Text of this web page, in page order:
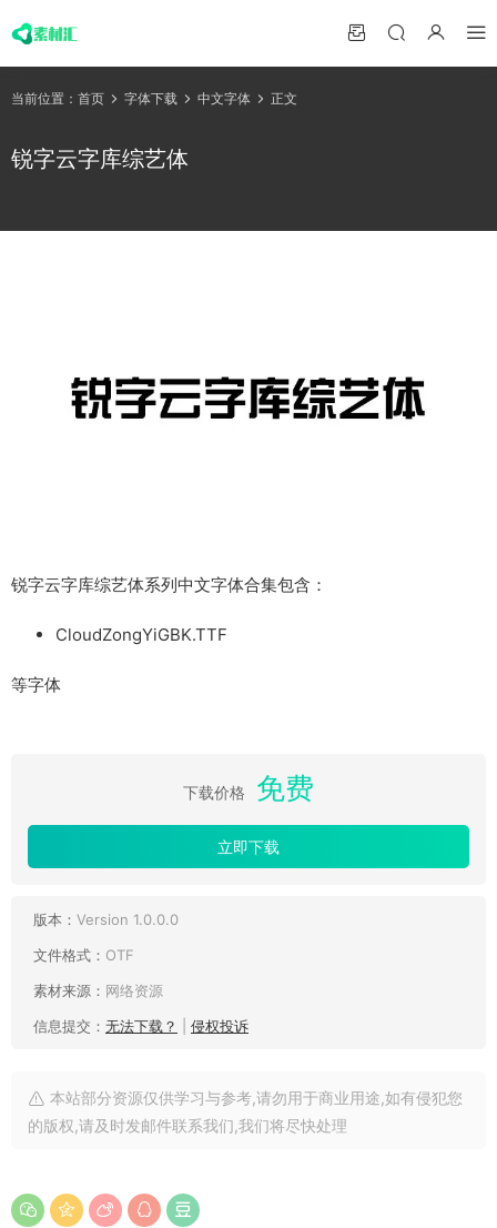
当前位置： 首页 字体下载 中文字体 正文
锐字云字库综艺体
锐字云字库综艺体系列中文字体合集包含：
CloudZongYiGBK.TTF
等字体
下载价格 免费
立即下载
版本： Version 1.0.0.0
文件格式： OTF
素材来源： 网络资源
信息提交： 无法下载？ 侵权投诉
本站部分资源仅供学习与参考,请勿用于商业用途,如有侵犯您
的版权,请及时发邮件联系我们,我们将尽快处理